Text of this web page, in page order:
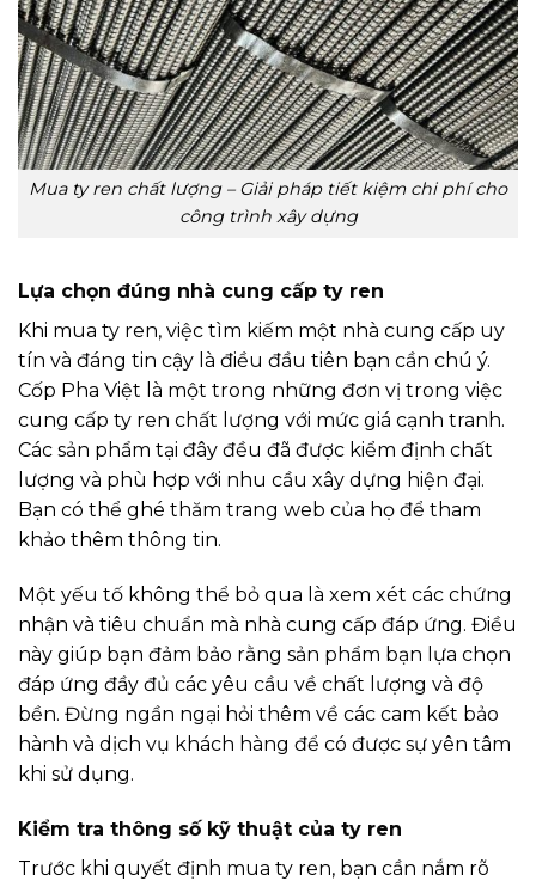
Mua ty ren chất lượng – Giải pháp tiết kiệm chi phí cho
công trình xây dựng
Lựa chọn đúng nhà cung cấp ty ren
Khi mua ty ren, việc tìm kiếm một nhà cung cấp uy
tín và đáng tin cậy là điều đầu tiên bạn cần chú ý.
Cốp Pha Việt là một trong những đơn vị trong việc
cung cấp ty ren chất lượng với mức giá cạnh tranh.
Các sản phẩm tại đây đều đã được kiểm định chất
lượng và phù hợp với nhu cầu xây dựng hiện đại.
Bạn có thể ghé thăm trang web của họ để tham
khảo thêm thông tin.
Một yếu tố không thể bỏ qua là xem xét các chứng
nhận và tiêu chuẩn mà nhà cung cấp đáp ứng. Điều
này giúp bạn đảm bảo rằng sản phẩm bạn lựa chọn
đáp ứng đầy đủ các yêu cầu về chất lượng và độ
bền. Đừng ngần ngại hỏi thêm về các cam kết bảo
hành và dịch vụ khách hàng để có được sự yên tâm
khi sử dụng.
Kiểm tra thông số kỹ thuật của ty ren
Trước khi quyết định mua ty ren, bạn cần nắm rõ